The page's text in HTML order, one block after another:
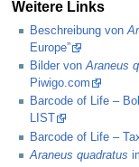
Weitere Links
Beschreibung von
Europe”
Bilder vonAraneus
Piwigo.com
Barcode of Life –
LIST
Barcode of Life –
Araneus quadratus